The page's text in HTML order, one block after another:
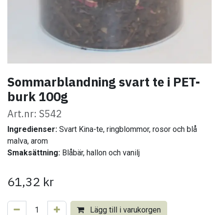
Sommarblandning svart te i PET-
burk 100g
Art.nr: S542
Ingredienser: Svart Kina-te, ringblommor, rosor och blå
malva, arom
Smaksättning: Blåbär, hallon och vanilj
61,32 kr
Lägg till i varukorgen